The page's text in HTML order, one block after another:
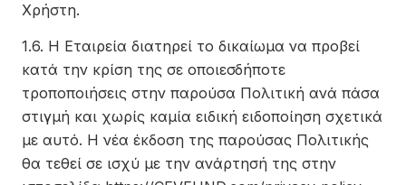
Χρήστη.
1.6. Η Εταιρεία διατηρεί το δικαίωμα να προβεί
κατά την κρίση της σε οποιεσδήποτε
τροποποιήσεις στην παρούσα Πολιτική ανά πάσα
στιγμή και χωρίς καμία ειδική ειδοποίηση σχετικά
με αυτό. Η νέα έκδοση της παρούσας Πολιτικής
θα τεθεί σε ισχύ με την ανάρτησή της στην